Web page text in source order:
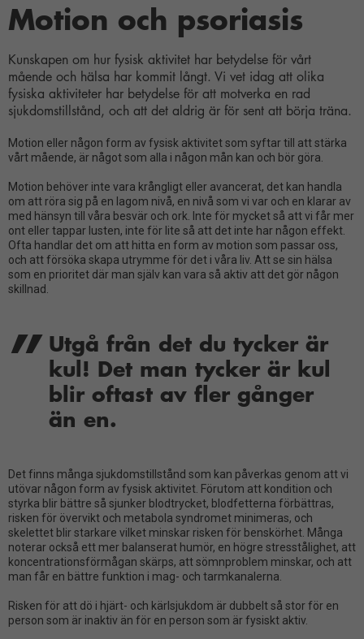
Motion och psoriasis
Kunskapen om hur fysisk aktivitet har betydelse för vårt
mående och hälsa har kommit långt. Vi vet idag att olika
fysiska aktiviteter har betydelse för att motverka en rad
sjukdomstillstånd, och att det aldrig är för sent att börja träna.
Motion eller någon form av fysisk aktivitet som syftar till att stärka
vårt mående, är något som alla i någon mån kan och bör göra.
Motion behöver inte vara krångligt eller avancerat, det kan handla
om att röra sig på en lagom nivå, en nivå som vi var och en klarar av
med hänsyn till våra besvär och ork. Inte för mycket så att vi får mer
ont eller tappar lusten, inte för lite så att det inte har någon effekt.
Ofta handlar det om att hitta en form av motion som passar oss,
och att försöka skapa utrymme för det i våra liv. Att se sin hälsa
som en prioritet där man själv kan vara så aktiv att det gör någon
skillnad.
Utgå från det du tycker är
kul! Det man tycker är kul
blir oftast av fler gånger
än en.
Det finns många sjukdomstillstånd som kan påverkas genom att vi
utövar någon form av fysisk aktivitet. Förutom att kondition och
styrka blir bättre så sjunker blodtrycket, blodfetterna förbättras,
risken för övervikt och metabola syndromet minimeras, och
skelettet blir starkare vilket minskar risken för benskörhet. Många
noterar också ett mer balanserat humör, en högre stresstålighet, att
koncentrationsförmågan skärps, att sömnproblem minskar, och att
man får en bättre funktion i mag- och tarmkanalerna.
Risken för att dö i hjärt- och kärlsjukdom är dubbelt så stor för en
person som är inaktiv än för en person som är fysiskt aktiv.